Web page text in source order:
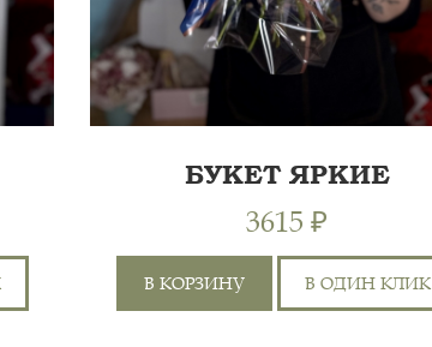
БУКЕТ ЯРКИЕ
3615 ₽
В КОРЗИНУ В ОДИН КЛИК